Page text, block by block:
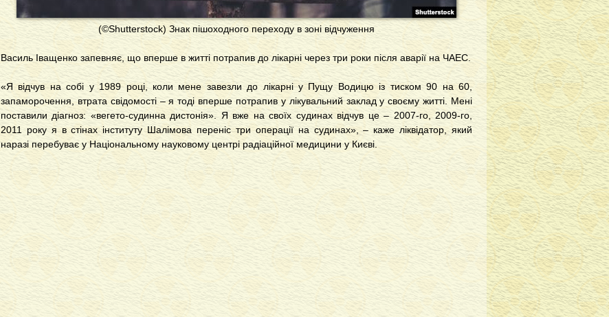
(©Shutterstock) Знак пішоходного переходу в зоні відчуження
Василь Іващенко запевняє, що вперше в житті потрапив до лікарні через три роки після аварії на ЧАЕС.
«Я відчув на собі у 1989 році, коли мене завезли до лікарні у Пущу Водицю із тиском 90 на 60,
запаморочення, втрата свідомості – я тоді вперше потрапив у лікувальний заклад у своєму житті. Мені
поставили діагноз: «вегето-судинна дистонія». Я вже на своїх судинах відчув це – 2007-го, 2009-го,
2011 року я в стінах інституту Шалімова переніс три операції на судинах», – каже ліквідатор, який
наразі перебуває у Національному науковому центрі радіаційної медицини у Києві.